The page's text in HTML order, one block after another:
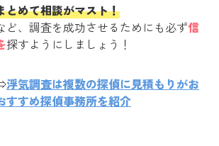
とめて相談がマスト！
ど、調査を成功させるためにも必ず信
探すようにしましょう！
浮気調査は複数の探偵に見積もりがお
すすめ探偵事務所を紹介